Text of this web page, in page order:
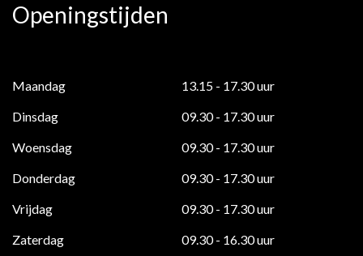
Openingstijden
Maandag
13.15 - 17.30 uur
Dinsdag
09.30 - 17.30 uur
Woensdag
09.30 - 17.30 uur
Donderdag
09.30 - 17.30 uur
Vrijdag
09.30 - 17.30 uur
Zaterdag
09.30 - 16.30 uur